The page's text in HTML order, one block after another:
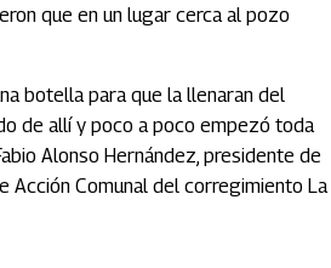
que en un lugar cerca al pozo
botella para que la llenaran del
de allí y poco a poco empezó toda
Alonso Hernández, presidente de
Acción Comunal del corregimiento La